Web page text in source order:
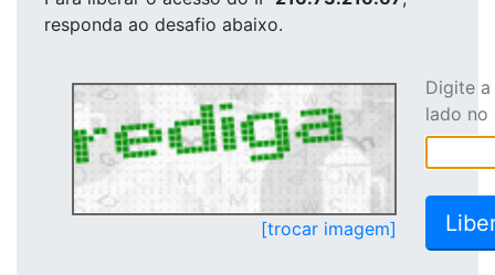
responda ao desafio abaixo.
[trocar imagem]
Digite
lado no